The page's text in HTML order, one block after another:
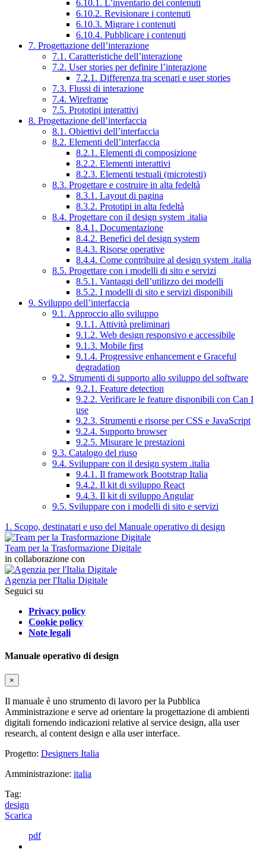
6.10.1. L’inventario dei contenuti
6.10.2. Revisionare i contenuti
6.10.3. Migrare i contenuti
6.10.4. Pubblicare i contenuti
7. Progettazione dell’interazione
7.1. Caratteristiche dell’interazione
7.2. User stories per definire l’interazione
7.2.1. Differenza tra scenari e user stories
7.3. Flussi di interazione
7.4. Wireframe
7.5. Prototipi interattivi
8. Progettazione dell’interfaccia
8.1. Obiettivi dell’interfaccia
8.2. Elementi dell’interfaccia
8.2.1. Elementi di composizione
8.2.2. Elementi interattivi
8.2.3. Elementi testuali (microtesti)
8.3. Progettare e costruire in alta fedeltà
8.3.1. Layout di pagina
8.3.2. Prototipi in alta fedeltà
8.4. Progettare con il design system .italia
8.4.1. Documentazione
8.4.2. Benefici del design system
8.4.3. Risorse operative
8.4.4. Come contribuire al design system .italia
8.5. Progettare con i modelli di sito e servizi
8.5.1. Vantaggi dell’utilizzo dei modelli
8.5.2. I modelli di sito e servizi disponibili
9. Sviluppo dell’interfaccia
9.1. Approccio allo sviluppo
9.1.1. Attività preliminari
9.1.2. Web design responsivo e accessibile
9.1.3. Mobile first
9.1.4. Progressive enhancement e Graceful
degradation
9.2. Strumenti di supporto allo sviluppo del software
9.2.1. Feature detection
9.2.2. Verificare le feature disponibili con Can I
use
9.2.3. Strumenti e risorse per CSS e JavaScript
9.2.4. Supporto browser
9.2.5. Misurare le prestazioni
9.3. Catalogo del riuso
9.4. Sviluppare con il design system .italia
9.4.1. Il framework Bootstrap Italia
9.4.2. Il kit di sviluppo React
9.4.3. Il kit di sviluppo Angular
9.5. Sviluppare con i modelli di sito e servizi
1. Scopo, destinatari e uso del Manuale operativo di design
Team per la Trasformazione Digitale
in collaborazione con
Agenzia per l'Italia Digitale
Seguici su
Privacy policy
Cookie policy
Note legali
Manuale operativo di design
×
Il manuale è uno strumento di lavoro per la Pubblica
Amministrazione e serve ad orientare la progettazione di ambienti
digitali fornendo indicazioni relative al service design, alla user
research, al content design e alla user interface.
Progetto: Designers Italia
Amministrazione: italia
Tag:
design
Scarica
pdf